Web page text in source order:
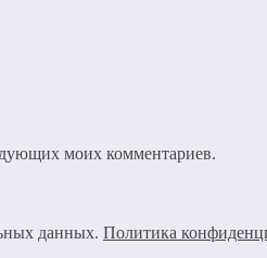
моих комментариев.
данных. Политика